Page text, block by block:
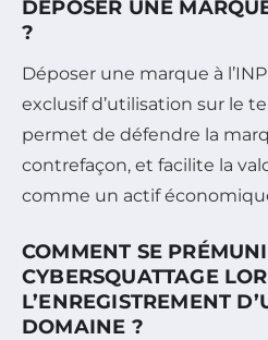
DÉPOSER UNE
?
Déposer une marque à
exclusif d’utilisation sur le
permet de défendre la
contrefaçon, et facilite la
comme un actif
COMMENT SE
CYBERSQUATTAGE
L’ENREGISTREMENT
DOMAINE ?